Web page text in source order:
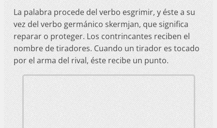
La palabra procede del verbo esgrimir, y éste a su
vez del verbo germánico skermjan, que significa
reparar o proteger. Los contrincantes reciben el
nombre de tiradores. Cuando un tirador es tocado
por el arma del rival, éste recibe un punto.